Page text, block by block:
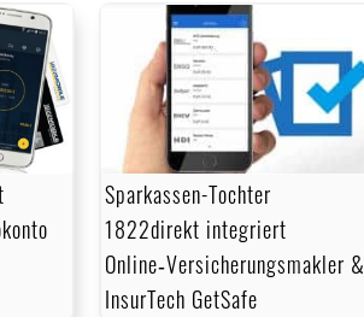
Sparkassen-Tochter
1822direkt integriert
Online‑Versicherungsmakler &
InsurTech GetSafe